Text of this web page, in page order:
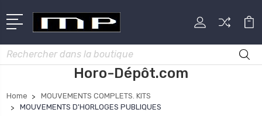
Rechercher
Horo-Dépôt.com
Home
MOUVEMENTS COMPLETS. KITS
MOUVEMENTS D'HORLOGES PUBLIQUES